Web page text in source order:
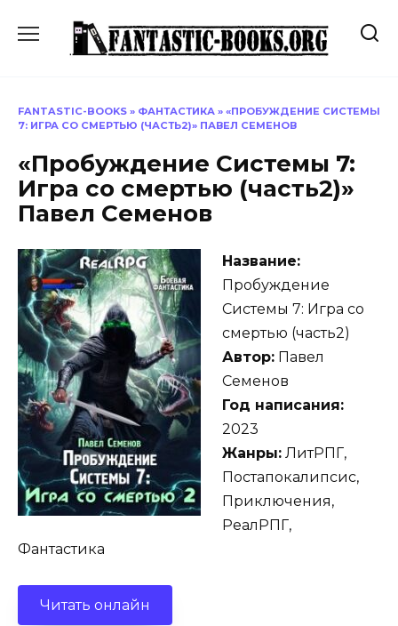
содержанию
FANTASTIC-BOOKS » ФАНТАСТИКА » «ПРОБУЖДЕНИЕ СИСТЕМЫ
7: ИГРА СО СМЕРТЬЮ (ЧАСТЬ2)» ПАВЕЛ СЕМЕНОВ
«Пробуждение Системы 7:
Игра со смертью (часть2)»
Павел Семенов
Название:
Пробуждение
Системы 7: Игра со
смертью (часть2)
Автор: Павел
Семенов
Год написания:
2023
Жанры: ЛитРПГ,
Постапокалипсис,
Приключения,
РеалРПГ,
Фантастика
Читать онлайн